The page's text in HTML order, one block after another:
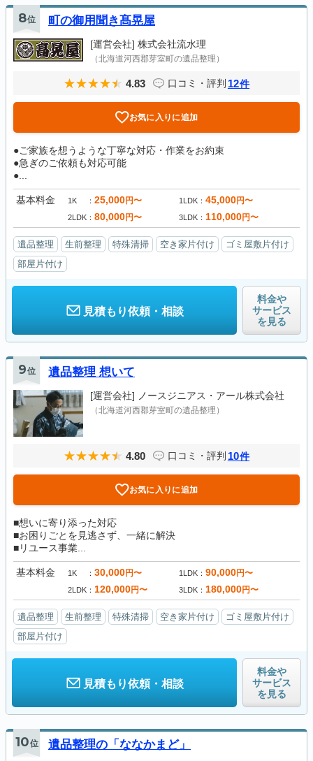
8位 町の御用聞き髙晃屋
[運営会社] 株式会社流水理
（北海道河西郡芽室町の遺品整理）
4.83 口コミ・評判 12件
お気に入りに追加
●ご家族を想うような丁寧な対応・作業をお約束
●急ぎのご依頼も対応可能
●...
基本料金 1K 25,000円〜 1LDK 45,000円〜
2LDK 80,000円〜 3LDK 110,000円〜
遺品整理 生前整理 特殊清掃 空き家片付け
ゴミ屋敷片付け
部屋片付け
見積もり依頼・相談
料金や
サービス
を見る
9位 遺品整理 想いて
[運営会社] ノースジニアス・アール株式会社
（北海道河西郡芽室町の遺品整理）
4.80 口コミ・評判 10件
お気に入りに追加
■想いに寄り添った対応
■お困りごとを見逃さず、一緒に解決
■リユース事業...
基本料金 1K 30,000円〜 1LDK 90,000円〜
2LDK 120,000円〜 3LDK 180,000円〜
遺品整理 生前整理 特殊清掃 空き家片付け
ゴミ屋敷片付け
部屋片付け
見積もり依頼・相談
料金や
サービス
を見る
10位 遺品整理の「ななかまど」